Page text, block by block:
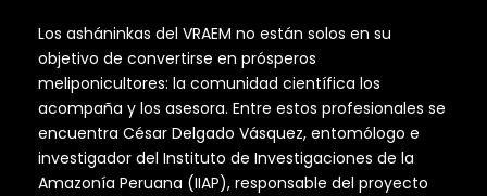
Los asháninkas del VRAEM no están solos en su
objetivo de convertirse en prósperos
meliponicultores: la comunidad científica los
acompaña y los asesora. Entre estos profesionales se
encuentra César Delgado Vásquez, entomólogo e
investigador del Instituto de Investigaciones de la
Amazonía Peruana (IIAP), responsable del proyecto